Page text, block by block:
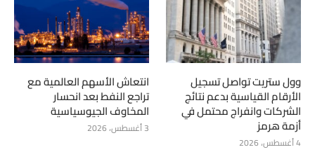
وول ستريت تواصل تسجيل
الأرقام القياسية بدعم نتائج
الشركات وانفراج محتمل في
أزمة هرمز
4 أغسطس، 2026
انتعاش الأسهم العالمية مع
تراجع النفط بعد انحسار
المخاوف الجيوسياسية
3 أغسطس، 2026